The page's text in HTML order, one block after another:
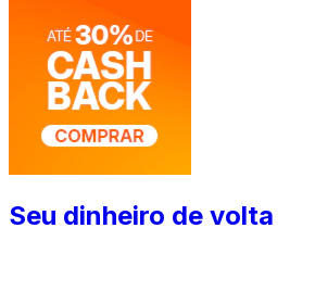
Seu dinheiro de volta